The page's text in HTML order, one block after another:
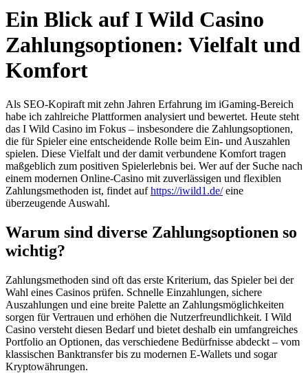
Ein Blick auf I Wild Casino
Zahlungsoptionen: Vielfalt und
Komfort
Als SEO-Kopiraft mit zehn Jahren Erfahrung im iGaming-Bereich
habe ich zahlreiche Plattformen analysiert und bewertet. Heute steht
das I Wild Casino im Fokus – insbesondere die Zahlungsoptionen,
die für Spieler eine entscheidende Rolle beim Ein- und Auszahlen
spielen. Diese Vielfalt und der damit verbundene Komfort tragen
maßgeblich zum positiven Spielerlebnis bei. Wer auf der Suche nach
einem modernen Online-Casino mit zuverlässigen und flexiblen
Zahlungsmethoden ist, findet aufhttps://iwild1.de/eine
überzeugende Auswahl.
Warum sind diverse Zahlungsoptionen so
wichtig?
Zahlungsmethoden sind oft das erste Kriterium, das Spieler bei der
Wahl eines Casinos prüfen. Schnelle Einzahlungen, sichere
Auszahlungen und eine breite Palette an Zahlungsmöglichkeiten
sorgen für Vertrauen und erhöhen die Nutzerfreundlichkeit. I Wild
Casino versteht diesen Bedarf und bietet deshalb ein umfangreiches
Portfolio an Optionen, das verschiedene Bedürfnisse abdeckt – vom
klassischen Banktransfer bis zu modernen E-Wallets und sogar
Kryptowährungen.